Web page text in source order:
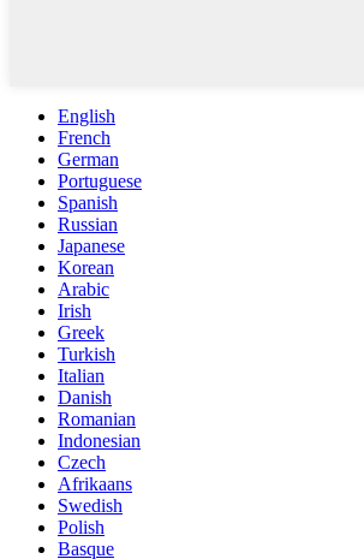
English
French
German
Portuguese
Spanish
Russian
Japanese
Korean
Arabic
Irish
Greek
Turkish
Italian
Danish
Romanian
Indonesian
Czech
Afrikaans
Swedish
Polish
Basque